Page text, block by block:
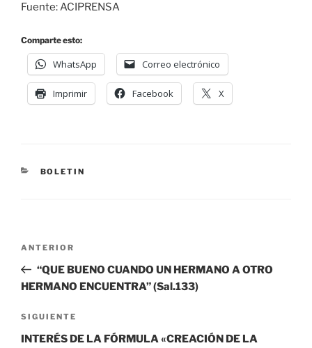
Fuente: ACIPRENSA
Comparte esto:
WhatsApp Correo electrónico
Imprimir Facebook X
BOLETIN
ANTERIOR
“QUE BUENO CUANDO UN HERMANO A OTRO
HERMANO ENCUENTRA” (Sal.133)
SIGUIENTE
INTERÉS DE LA FÓRMULA «CREACIÓN DE LA